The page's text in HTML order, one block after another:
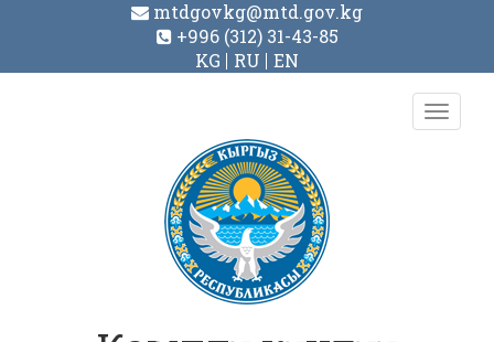
mtdgovkg@mtd.gov.kg
+996 (312) 31-43-85
KG
RU EN
Toggle